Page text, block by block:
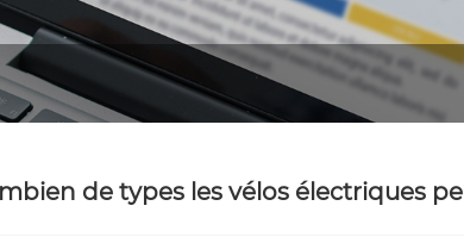
de types les vélos électriques